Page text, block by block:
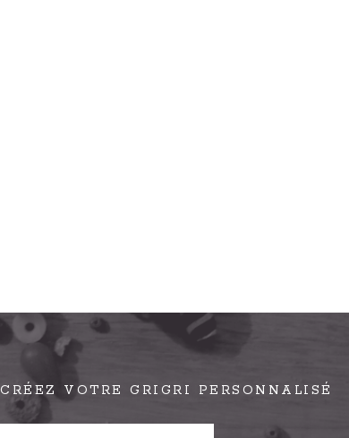
CRÉEZ VOTRE GRIGRI PERSONNALISÉ